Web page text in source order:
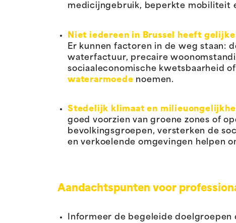
medicijngebruik, beperkte mobiliteit
Niet iedereen in Brussel heeft
Er kunnen factoren in de weg staan:
waterfactuur, precaire
sociaaleconomische kwetsbaarheid
waterarmoede noemen.
Stedelijk klimaat en
goed voorzien van groene zones of
bevolkingsgroepen, versterken de
en verkoelende omgevingen helpen
Aandachtspunten voor
Informeer de begeleide doelgroepen